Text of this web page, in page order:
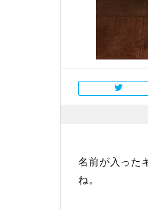
名前が入った
ね。